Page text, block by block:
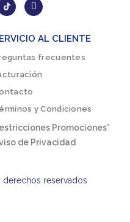
AL CLIENTE
frecuentes
y Condiciones
Promociones*
de Privacidad
reservados